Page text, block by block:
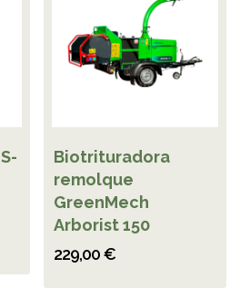
Biotrituradora
remolque
GreenMech
Arborist 150
229,00 €